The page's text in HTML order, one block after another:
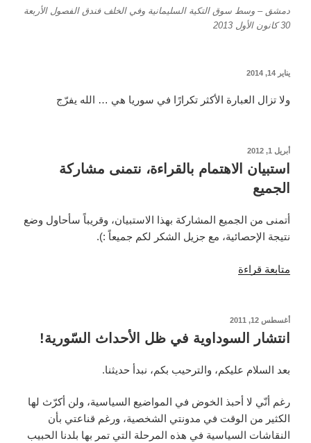
دمشق – وسط سوق التكية السليمانية وفي الخلف فندق الفصول الأربعة
30 كانون الأول 2013
نُشر
يناير 14, 2014
ولا تزال العبارة الأكثر تكرارًا في سوريا هي … الله يفرّج
نُشر
في
أبريل 1, 2012
استبيان الاهتمام بالقراءة، نتمنى مشاركة
الجميع
أتمنى من الجميع المشاركة بهذا الاستبيان، وقريباً سأحاول وضع
نتيجة الإحصائية، مع جزيل الشكر لكم جميعاً :).
متابعة قراءة
نتمنى
مشاركة
نُشر
في
أغسطس 12, 2011
انتشار السوداوية في ظل الأحداث السّورية!
بعد السلام عليكم، والترحيب بكم، نبدأ حديثنا.
رغم أنّي لا أحبذ الخوض في المواضيع السياسية، ولن أكرّث لها
الكثير من الوقت في مدونتي الشخصية، ورغم قناعتي بأن
النقاشات السياسية في هذه المرحلة التي تمر بها بلدنا الحبيب